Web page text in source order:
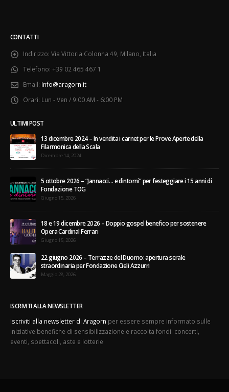
CONTATTI
Indirizzo: Via Vittoria Colonna 49, Milano, Italia
Telefono: +39 02 465 467 1
Email: Info@aragorn.it
Orari: Lun - Ven / 9:00 AM - 6:00 PM
ULTIMI POST
13 dicembre 2024 – In vendita i carnet per le Prove Aperte della
Filarmonica della Scala
Dicembre 14, 2024
5 ottobre 2026 – “Jannacci… e dintorni” per festeggiare i 15 anni di
Fondazione TOG
Giugno 15, 2026
18 e 19 dicembre 2026 – Doppio gospel benefico per sostenere
Opera Cardinal Ferrari
Giugno 15, 2026
22 giugno 2026 – Terrazze del Duomo: apertura serale
straordinaria per Fondazione Cieli Azzurri
Maggio 28, 2026
ISCRIVITI ALLA NEWSLETTER
Iscriviti alla newsletter di Aragorn per essere sempre informato sulle
iniziative benefiche di sensibilizzazione e raccolta fondi: concerti,
eventi, spettacoli, aste e lotterie